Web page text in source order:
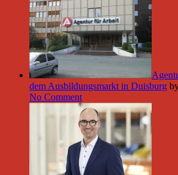
dem Ausbildungsmarkt in Duisburg
No Comment